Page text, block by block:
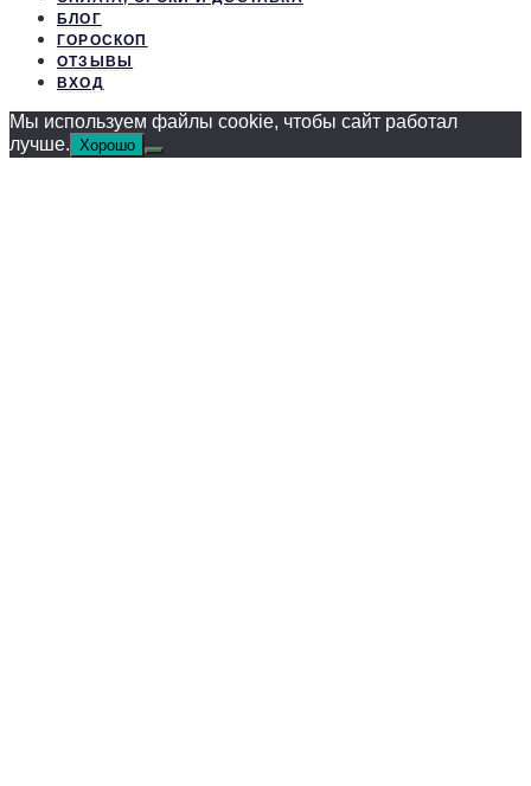
БЛОГ
ГОРОСКОП
ОТЗЫВЫ
ВХОД
Мы используем файлы cookie, чтобы сайт работал
лучше. Хорошо